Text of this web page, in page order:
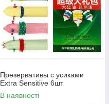
Презервативы с усиками
Extra Sensitive 6шт
В наявності